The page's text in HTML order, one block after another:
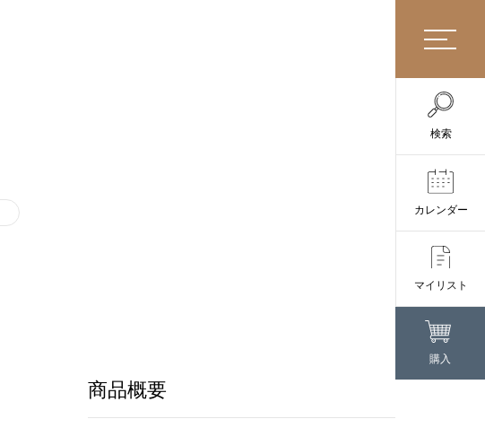
検索
カレンダー
マイリスト
購入
商品概要